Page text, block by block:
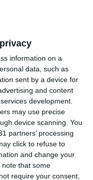
information on a
data, such as
sent by a device for
and content
development.
may use precise
device scanning. You
partners’ processing
click to refuse to
and change your
note that some
require your consent,